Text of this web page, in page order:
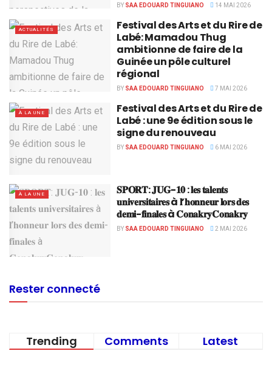
BY SAA EDOUARD TINGUIANO 14 MAI 2026
ACTUALITÉS
Festival des Arts et du Rire de
Labé: Mamadou Thug
ambitionne de faire de la
Guinée un pôle culturel
régional
BY SAA EDOUARD TINGUIANO 7 MAI 2026
À LA UNE
Festival des Arts et du Rire de
Labé : une 9e édition sous le
signe du renouveau
BY SAA EDOUARD TINGUIANO 6 MAI 2026
À LA UNE
𝐒𝐏𝐎𝐑𝐓: 𝐉𝐔𝐆-𝟏𝟎 : 𝐥𝐞𝐬 𝐭𝐚𝐥𝐞𝐧𝐭𝐬
𝐮𝐧𝐢𝐯𝐞𝐫𝐬𝐢𝐭𝐚𝐢𝐫𝐞𝐬 à 𝐥’𝐡𝐨𝐧𝐧𝐞𝐮𝐫 𝐥𝐨𝐫𝐬 𝐝𝐞𝐬
𝐝𝐞𝐦𝐢-𝐟𝐢𝐧𝐚𝐥𝐞𝐬 à 𝐂𝐨𝐧𝐚𝐤𝐫𝐲𝐂𝐨𝐧𝐚𝐤𝐫𝐲
BY SAA EDOUARD TINGUIANO 2 MAI 2026
Rester connecté
Trending Comments Latest